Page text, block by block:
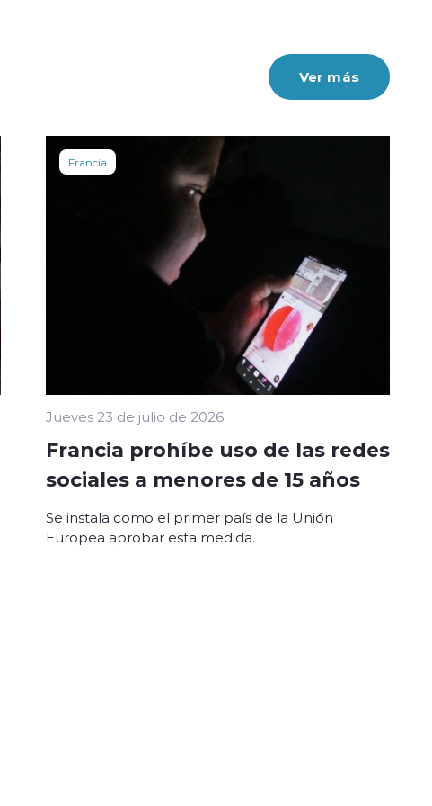
Ver más
Francia
Jueves 23 de julio de 2026
Francia prohíbe uso de las redes
sociales a menores de 15 años
Se instala como el primer país de la Unión
Europea aprobar esta medida.